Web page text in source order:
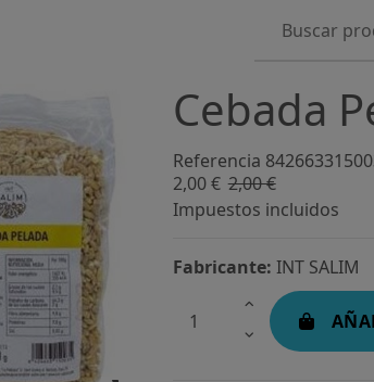
Cebada
Referencia
2,00 € 2,00 €
Impuestos incluidos
Fabricante: INT SALIM